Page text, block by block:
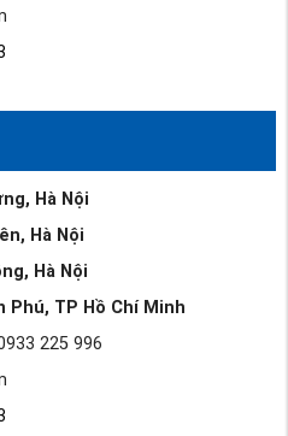
Hà Nội
Hà Nội
Hà Nội
Phú, TP Hồ Chí Minh
225 996